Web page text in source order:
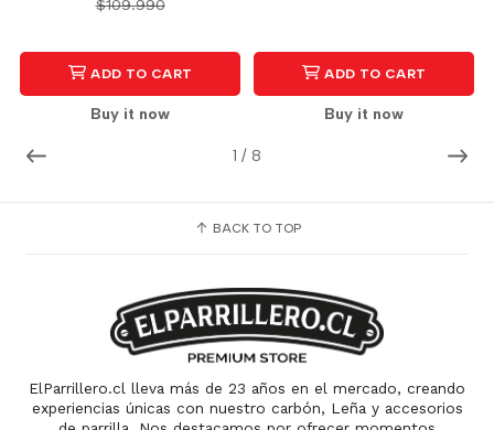
1 / 8
$109.990
ADD TO CART
Buy it now
ADD TO CART
Buy it now
BACK TO TOP
ElParrillero.cl lleva más de 23 años en el mercado, creando
experiencias únicas con nuestro carbón, Leña y accesorios